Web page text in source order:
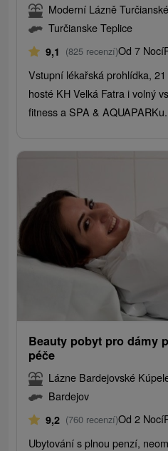
Moderní Lázně
Turčianske Teplice
9,1 (825 recenzí)Od 7 Nocí
Vstupní lékařská prohlídka,
hosté KH Velká Fatra i volný
fitness a SPA & AQUAPARKu.
Beauty pobyt pro dámy
péče
Lázne Bardejovské
Bardejov
9,2 (760 recenzí)Od 2 Nocí
Ubytování s plnou penzí,